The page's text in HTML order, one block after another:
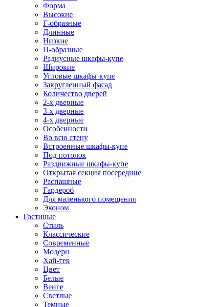
Форма
Высокие
Г-образные
Длинные
Низкие
П-образные
Радиусные шкафы-купе
Широкие
Угловые шкафы-купе
Закругленный фасад
Количество дверей
2-х дверные
3-х дверные
4-х дверные
Особенности
Во всю стену
Встроенные шкафы-купе
Под потолок
Раздвижные шкафы-купе
Открытая секция посередине
Распашные
Гардероб
Для маленького помещения
Эконом
Гостиные
Стиль
Классические
Современные
Модерн
Хай-тек
Цвет
Белые
Венге
Светлые
Темные